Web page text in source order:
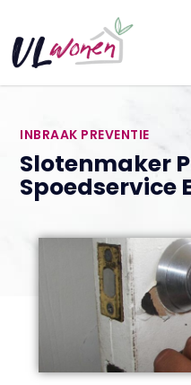
INBRAAK PREVENTIE
Slotenmaker
Spoedservice